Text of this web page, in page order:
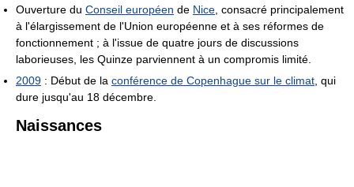
Ouverture du Conseil européen de Nice , consacré principalement
à l'élargissement de l'Union européenne et à ses réformes de
fonctionnement ; à l'issue de quatre jours de discussions
laborieuses, les Quinze parviennent à un compromis limité.
2009 : Début de la conférence de Copenhague sur le climat , qui
dure jusqu'au 18 décembre.
Naissances